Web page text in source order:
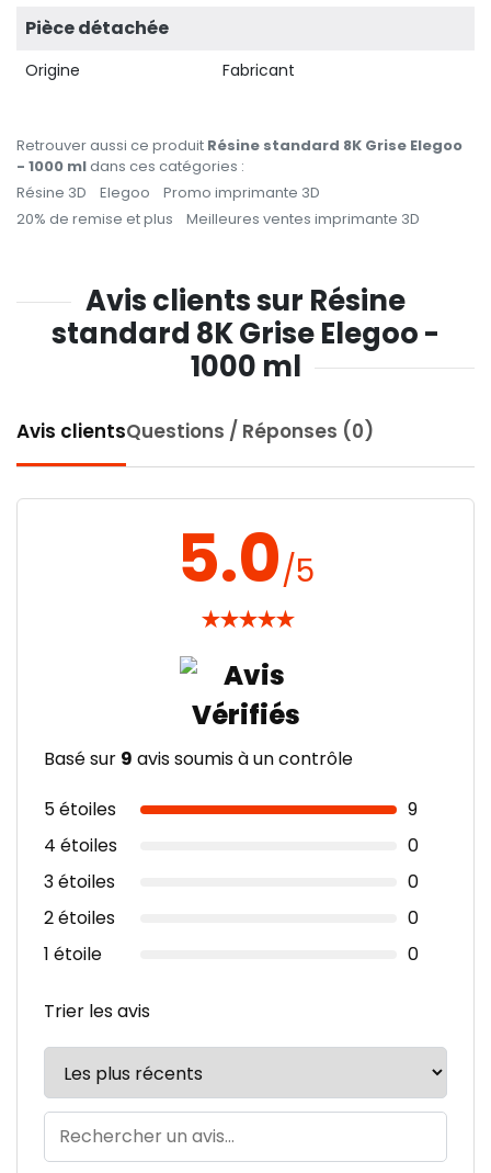
Pièce détachée
Origine Fabricant
Retrouver aussi ce produit Résine standard 8K Grise Elegoo
- 1000 mldans ces catégories :
Résine 3D
Elegoo
Promo imprimante 3D
20% de remise et plus
Meilleures ventes imprimante 3D
Avis clients sur Résine
standard 8K Grise Elegoo -
1000 ml
Avis clientsQuestions / Réponses (0)
5.0/5
★★★★★
Basé sur 9 avis soumis à un contrôle
5 étoiles
9
4 étoiles
0
3 étoiles
0
2 étoiles
0
1 étoile
0
Trier les avis